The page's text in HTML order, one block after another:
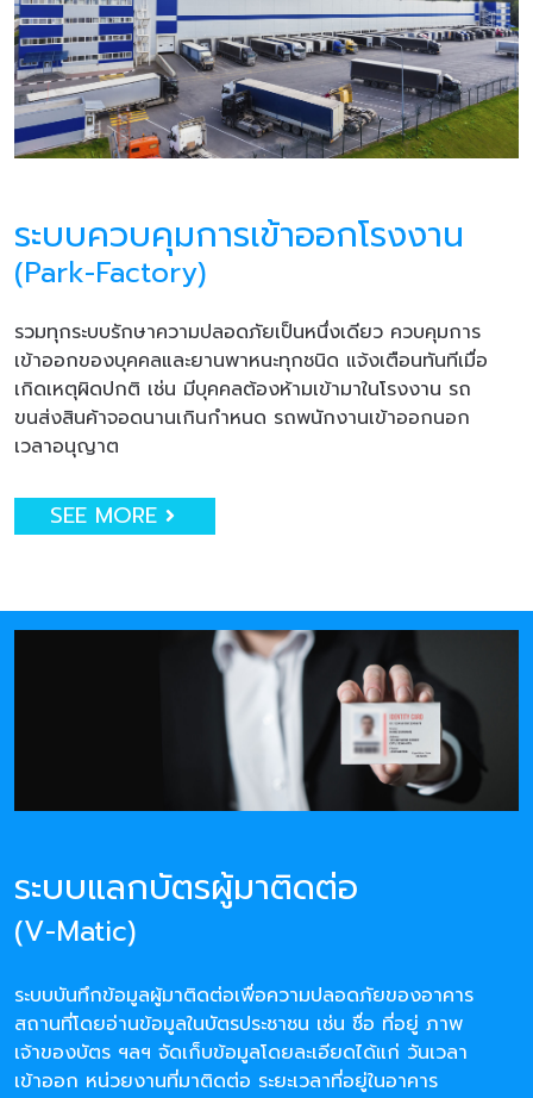
ระบบควบคุมการเข้าออกโรงงาน
(Park-Factory)
รวมทุกระบบรักษาความปลอดภัยเป็นหนึ่งเดียว ควบคุมการ
เข้าออกของบุคคลและยานพาหนะทุกชนิด แจ้งเตือนทันทีเมื่อ
เกิดเหตุผิดปกติ เช่น มีบุคคลต้องห้ามเข้ามาในโรงงาน รถ
ขนส่งสินค้าจอดนานเกินกำหนด รถพนักงานเข้าออกนอก
เวลาอนุญาต
SEE MORE
ระบบแลกบัตรผู้มาติดต่อ
(V-Matic)
ระบบบันทึกข้อมูลผู้มาติดต่อเพื่อความปลอดภัยของอาคาร
สถานที่โดยอ่านข้อมูลในบัตรประชาชน เช่น ชื่อ ที่อยู่ ภาพ
เจ้าของบัตร ฯลฯ จัดเก็บข้อมูลโดยละเอียดได้แก่ วันเวลา
เข้าออก หน่วยงานที่มาติดต่อ ระยะเวลาที่อยู่ในอาคาร